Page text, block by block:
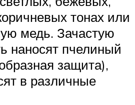
тонах или
медь. Зачастую
наносят пчелиный
защита),
в различные